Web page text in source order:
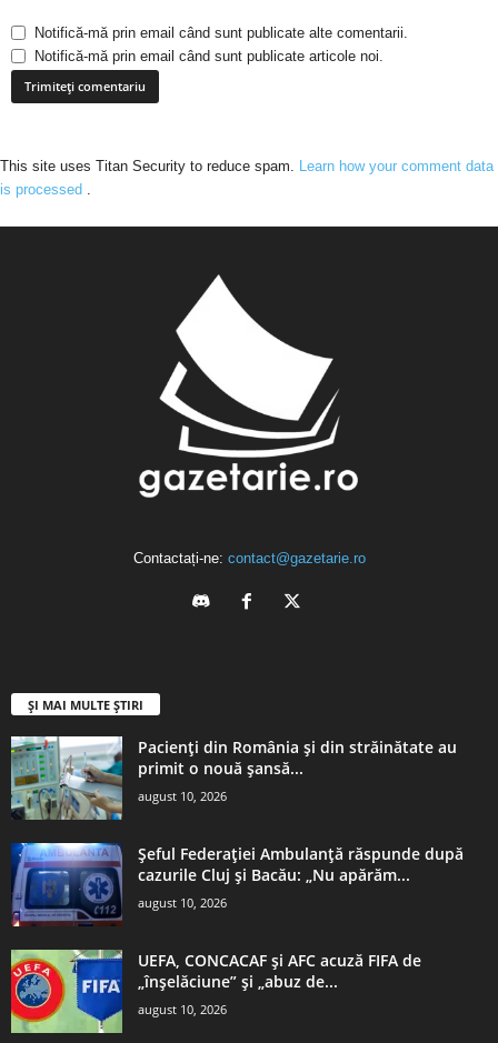
Notifică-mă prin email când sunt publicate alte comentarii.
Notifică-mă prin email când sunt publicate articole noi.
This site uses Titan Security to reduce spam. Learn how your comment data
is processed .
Contactați-ne: contact@gazetarie.ro
ȘI MAI MULTE ȘTIRI
Pacienți din România și din străinătate au
primit o nouă șansă...
august 10, 2026
Șeful Federației Ambulanță răspunde după
cazurile Cluj și Bacău: „Nu apărăm...
august 10, 2026
UEFA, CONCACAF şi AFC acuză FIFA de
„înşelăciune” şi „abuz de...
august 10, 2026